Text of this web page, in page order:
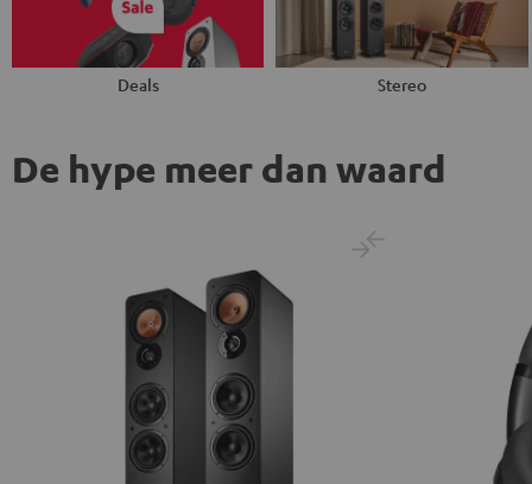
Deals Stereo
De hype meer dan waard